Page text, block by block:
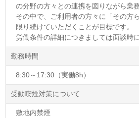
の分野の方々との連携を図りながら業
その中で、ご利用者の方々に「その方
限り続けていただくことが目標です。
労働条件の詳細につきましては面談時
勤務時間
8:30～17:30（実働8h）
受動喫煙対策について
敷地内禁煙